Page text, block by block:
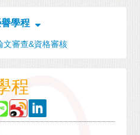
學程
文審查&資格審核
程